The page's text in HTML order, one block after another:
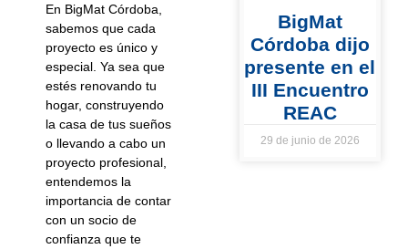
En BigMat Córdoba,
sabemos que cada
proyecto es único y
especial. Ya sea que
estés renovando tu
hogar, construyendo
la casa de tus sueños
o llevando a cabo un
proyecto profesional,
entendemos la
importancia de contar
con un socio de
confianza que te
BigMat
Córdoba dijo
presente en el
III Encuentro
REAC
29 de junio de 2026